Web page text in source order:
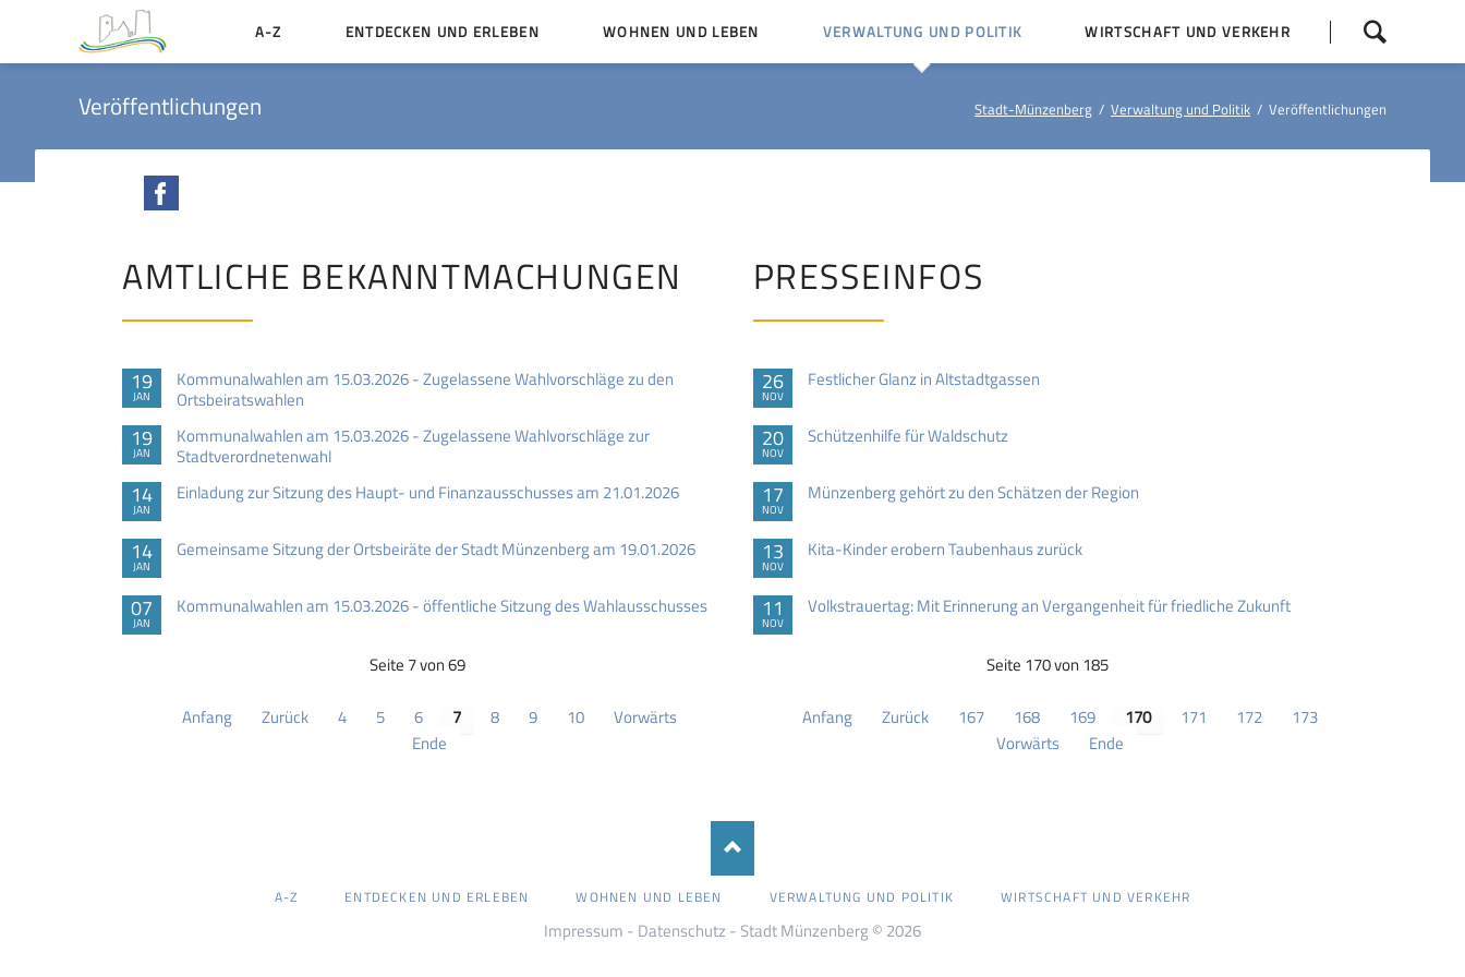
überspringen
A-Z ENTDECKEN UND ERLEBEN WOHNEN UND LEBEN VERWALTUNG UND POLITIK
Politische Gremien
WIRTSCHAFT UND VERKEHR
Veröffentlichungen Stadt-Münzenberg Verwaltung und Politik Veröffentlichungen
AMTLICHE BEKANNTMACHUNGEN
19
JAN
Kommunalwahlen am 15.03.2026 - Zugelassene Wahlvorschläge zu den
Ortsbeiratswahlen
19
JAN
Kommunalwahlen am 15.03.2026 - Zugelassene Wahlvorschläge zur
Stadtverordnetenwahl
14
JAN
Einladung zur Sitzung des Haupt- und Finanzausschusses am 21.01.2026
14
JAN
Gemeinsame Sitzung der Ortsbeiräte der Stadt Münzenberg am 19.01.2026
07
JAN
Kommunalwahlen am 15.03.2026 - öffentliche Sitzung des Wahlausschusses
Seite 7 von 69
Anfang Zurück 4 5 6 7 8 9 10
Vorwärts
Ende
PRESSEINFOS
26
NOV
Festlicher Glanz in Altstadtgassen
20
NOV
Schützenhilfe für Waldschutz
17
NOV
Münzenberg gehört zu den Schätzen der Region
13
NOV
Kita-Kinder erobern Taubenhaus zurück
11
NOV
Volkstrauertag: Mit Erinnerung an Vergangenheit für friedliche Zukunft
Seite 170 von 185
Anfang Zurück 167 168 169 170 171 172
173
Vorwärts
Ende
ÜBERSPRINGEN
A-Z ENTDECKEN UND ERLEBEN WOHNEN UND LEBEN VERWALTUNG UND POLITIK WIRTSCHAFT UND VERKEHR
Impressum - Datenschutz - Stadt Münzenberg © 2026